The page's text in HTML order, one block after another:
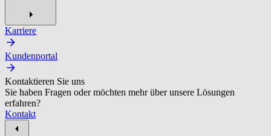
Karriere
Kundenportal
Kontaktieren Sie uns
Sie haben Fragen oder möchten mehr über unsere Lösungen
erfahren?
Kontakt